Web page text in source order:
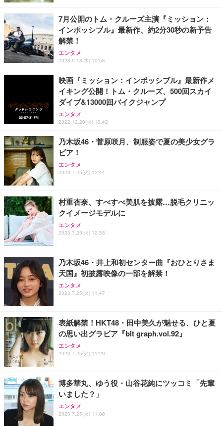
ョン PCチェア 通気性メッシュ ゲーミング/勉強/事
務用 おしゃれ パソコンチェア (ブラック)
Sezlife オフィスチェア デスクチェア 疲れない テレ
ワーク チェア 強化バックレスト 30度ロッキング機
能 人間工学 椅子 腰サポート 90度跳ね上げ式アーム
レスト 3Dヘッドレスト ハンガー付き 高反発クッシ
務用 おしゃれ パソコンチェア (ホワイト)
ANDWINT オフィスチェア デスクチェア 肘なし メ
ッシュ 通気性 ランバーサポート付き 腰サポート ガ
ス圧無段階昇降 360度回転 キャスター付き コンパク
ト 幅52×奥行58.5×高さ84～96cm テレワーク 在宅
￥4,139
【整備済み品】Dell E2724HS 27インチ 液晶モニタ
ー フルHD（1920×1080）VA 非光沢 HDMI/DisplayP
ort/VGA スピーカー内蔵 高さ調整 スイベル VESA対
応 ComfortView ビジネス向け
￥15,800
【MiniLED/24.5inch/280Hz/FHD】GRAPHT THE S
HOOTER Gaming Monitor 24” Essential ゲーミン
グモニター QD 24.5インチ 1ms FHD 量子ドット 残
像低減 (3年保証 | 輝点保証 | 日本メーカー)
￥34,980
Smart Basic(スマートベーシック) 【Amazon.co.jp
限定】 Smart Basic アイリスオーヤマ ペットシーツ
超厚型 お徳用 ワイド 100枚入 (x 1) (ケース販売)
アイリスオーヤマ ペットシーツ 超厚型 お徳用 レギ
ュラー 200枚入【Amazon.co.jp限定】
￥3,731
7月公開のトム・クルーズ主演『ミッション：
インポッシブル』最新作、約2分30秒の新予告
解禁！
エンタメ
2023.5.18(木) 10:58
映画『ミッション：インポッシブル』最新作メ
イキング公開！トム・クルーズ、500回スカイ
ダイブ&13000回バイクジャンプ
エンタメ
2022.12.20(火) 13:42
乃木坂46・菅原咲月、制服姿で夏の美少女グラ
ビア！
エンタメ
2023.7.25(火) 12:44
村重杏奈、すべすべ美肌を披露…脱毛クリニッ
クイメージモデルに
エンタメ
2023.7.25(火) 12:38
乃木坂46・井上和初センター曲『おひとりさま
天国』初披露映像の一部を解禁！
エンタメ
2023.7.25(火) 11:47
表紙解禁！HKT48・田中美久が魅せる、ひと夏
の思い出グラビア『blt graph.vol.92』
エンタメ
2023.7.25(火) 11:29
博多華丸、ゆう役・山谷花純にツッコミ「先輩
いました？」
エンタメ
2023.7.25(火) 11:08